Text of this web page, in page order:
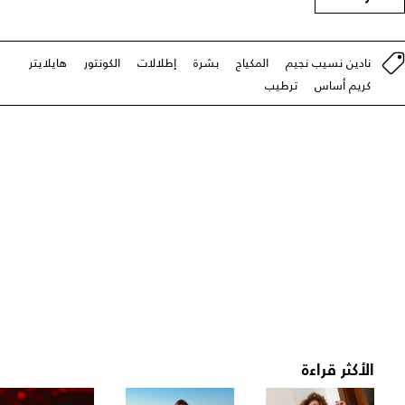
نادين نسيب نجيم المكياج بشرة إطلالات الكونتور
هايلايتر
كريم أساس
ترطيب
الأكثر قراءة